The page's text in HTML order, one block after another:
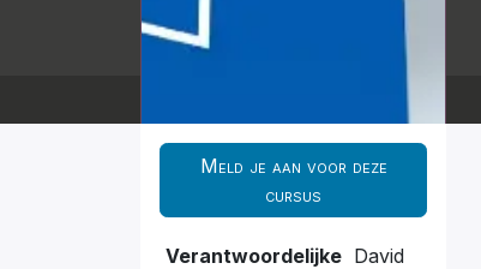
Meld je aan voor deze
cursus
Verantwoordelijke David